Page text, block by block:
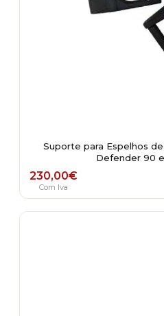
Suporte para Espelhos
Defender 90 e
230,00€
Com Iva